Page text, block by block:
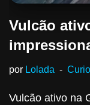
Vulcão
por Lolada
Vulcão ativo na